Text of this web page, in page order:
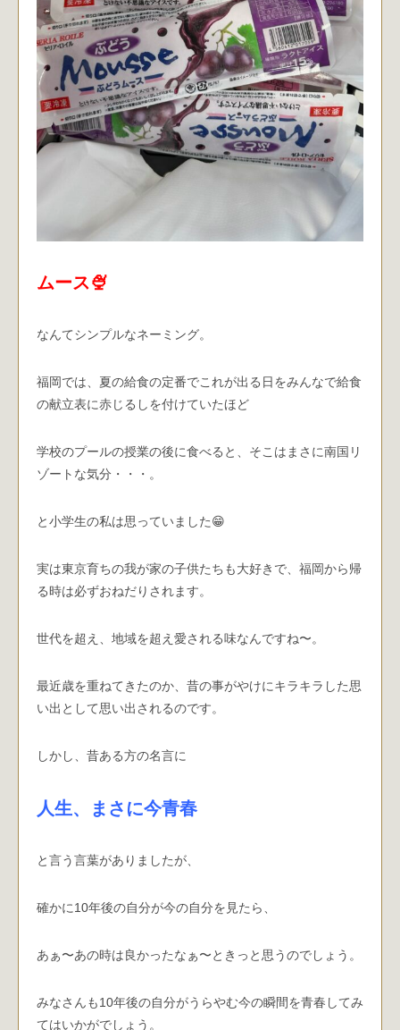
ムース🍨
なんてシンプルなネーミング。
福岡では、夏の給食の定番でこれが出る日をみんなで給食
の献立表に赤じるしを付けていたほど
学校のプールの授業の後に食べると、そこはまさに南国リ
ゾートな気分・・・。
と小学生の私は思っていました😁
実は東京育ちの我が家の子供たちも大好きで、福岡から帰
る時は必ずおねだりされます。
世代を超え、地域を超え愛される味なんですね〜。
最近歳を重ねてきたのか、昔の事がやけにキラキラした思
い出として思い出されるのです。
しかし、昔ある方の名言に
人生、まさに今青春
と言う言葉がありましたが、
確かに10年後の自分が今の自分を見たら、
あぁ〜あの時は良かったなぁ〜ときっと思うのでしょう。
みなさんも10年後の自分がうらやむ今の瞬間を青春してみ
てはいかがでしょう。